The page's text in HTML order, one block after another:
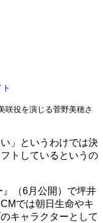
咲役を演じる菅野美穂さ
」というわけでは決
トしているというの
（6月公開）で坪井
では朝日生命やキ
キャラクターとして